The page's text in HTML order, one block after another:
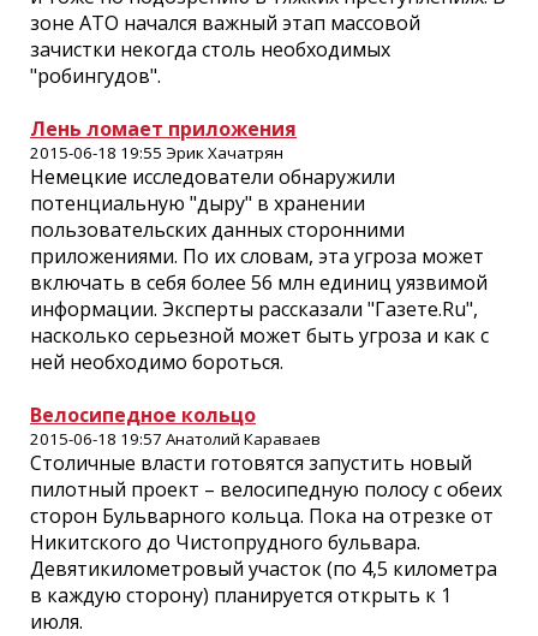
зоне АТО начался важный этап массовой
зачистки некогда столь необходимых
"робингудов".
Лень ломает приложения
2015-06-18 19:55 Эрик Хачатрян
Немецкие исследователи обнаружили
потенциальную "дыру" в хранении
пользовательских данных сторонними
приложениями. По их словам, эта угроза может
включать в себя более 56 млн единиц уязвимой
информации. Эксперты рассказали "Газете.Ru",
насколько серьезной может быть угроза и как с
ней необходимо бороться.
Велосипедное кольцо
2015-06-18 19:57 Анатолий Караваев
Столичные власти готовятся запустить новый
пилотный проект – велосипедную полосу с обеих
сторон Бульварного кольца. Пока на отрезке от
Никитского до Чистопрудного бульвара.
Девятикилометровый участок (по 4,5 километра
в каждую сторону) планируется открыть к 1
июля.